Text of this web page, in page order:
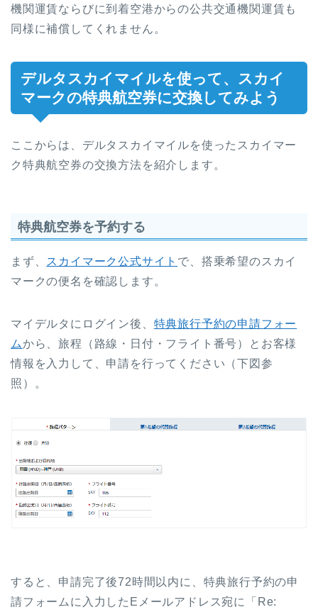
機関運賃ならびに到着空港からの公共交通機関運賃も
同様に補償してくれません。
デルタスカイマイルを使って、スカイ
マークの特典航空券に交換してみよう
ここからは、デルタスカイマイルを使ったスカイマー
ク特典航空券の交換方法を紹介します。
特典航空券を予約する
まず、 スカイマーク公式サイト で、搭乗希望のスカイ
マークの便名を確認します。
マイデルタにログイン後、 特典旅行予約の申請フォー
ムから、旅程（路線・日付・フライト番号）とお客様
情報を入力して、申請を行ってください（下図参
照）。
すると、申請完了後72時間以内に、特典旅行予約の申
請フォームに入力したEメールアドレス宛に「Re: